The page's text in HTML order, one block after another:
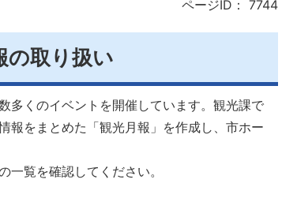
ページID： 7744
の取り扱い
多くのイベントを開催しています。観光課で
報をまとめた「観光月報」を作成し、市ホー
一覧を確認してください。